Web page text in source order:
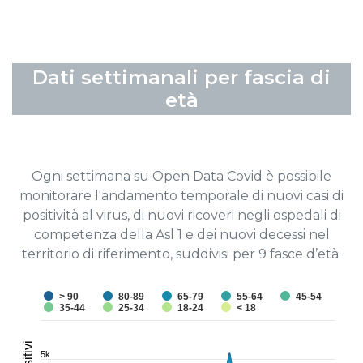
Dati settimanali per fascia di
età
Ogni settimana su Open Data Covid è possibile
monitorare l'andamento temporale di nuovi casi di
positività al virus, di nuovi ricoveri negli ospedali di
competenza della Asl 1 e dei nuovi decessi nel
territorio di riferimento, suddivisi per 9 fasce d’età.
> 90 80-89 65-79 55-64
45-54
35-44
25-34 18-24 < 18
5k
5k